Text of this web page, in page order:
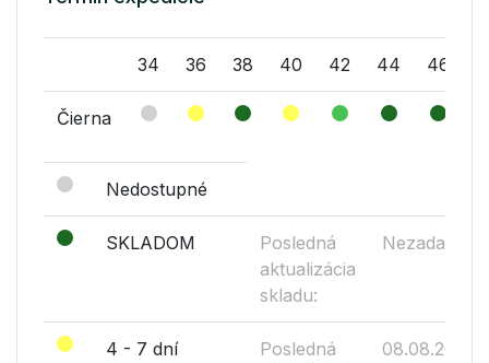
34 36 38 40 42 44 46
Čierna
Nedostupné
SKLADOM
Posledná
aktualizácia
skladu:
Nezadané
4 - 7 dní
Posledná
08.08.2026